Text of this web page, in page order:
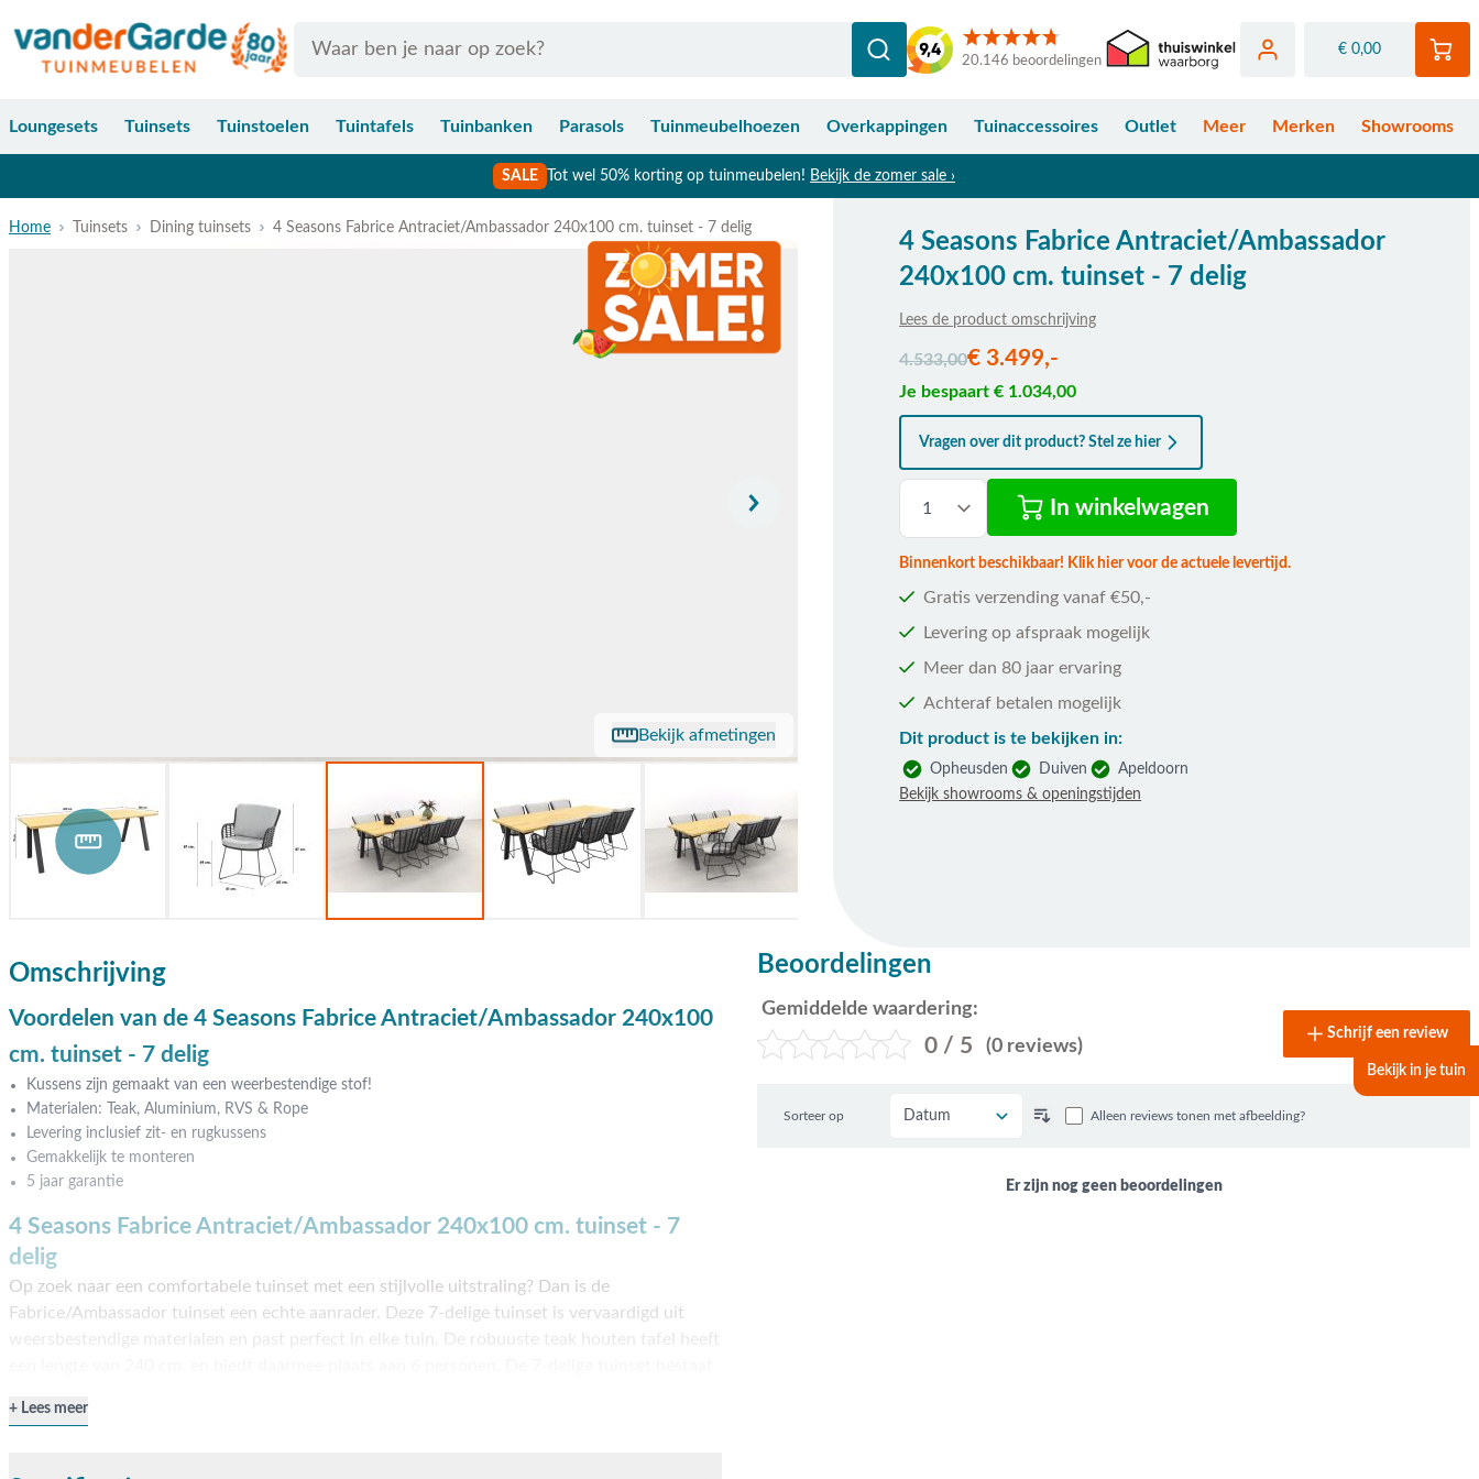
20.146 beoordelingen
€ 0,00
Loungesets Tuinsets Tuinstoelen Tuintafels Tuinbanken Parasols Tuinmeubelhoezen Overkappingen Tuinaccessoires Outlet Meer Merken Showrooms
SALE Tot wel 50% korting op tuinmeubelen! Bekijk de zomer sale ›
Bekijk in je tuin
Home Tuinsets Dining tuinsets 4 Seasons Fabrice Antraciet/Ambassador 240x100 cm. tuinset - 7 delig
Bekijk afmetingen
4 Seasons Fabrice Antraciet/Ambassador
240x100 cm. tuinset - 7 delig
Lees de product omschrijving
4.533,00€ 3.499,-
Je bespaart € 1.034,00
Vragen over dit product? Stel ze hier
In winkelwagen
Binnenkort beschikbaar! Klik hier voor de actuele levertijd.
Gratis verzending vanaf €50,-
Levering op afspraak mogelijk
Meer dan 80 jaar ervaring
Achteraf betalen mogelijk
Dit product is te bekijken in:
Opheusden Duiven
Apeldoorn
Bekijk showrooms & openingstijden
Omschrijving
Voordelen van de 4 Seasons Fabrice Antraciet/Ambassador 240x100
cm. tuinset - 7 delig
Kussens zijn gemaakt van een weerbestendige stof!
Materialen: Teak, Aluminium, RVS & Rope
Levering inclusief zit- en rugkussens
Gemakkelijk te monteren
5 jaar garantie
4 Seasons Fabrice Antraciet/Ambassador 240x100 cm. tuinset - 7
delig
Op zoek naar een comfortabele tuinset met een stijlvolle uitstraling? Dan is de
Fabrice/Ambassador tuinset een echte aanrader. Deze 7-delige tuinset is vervaardigd uit
weersbestendige materialen en past perfect in elke tuin. De robuuste teak houten tafel heeft
eenvoudig online te bestellen en wordt gratis thuis bezorgd. Liever eerst even proefzitten?
Lees meer
Beoordelingen
Gemiddelde waardering:
0 / 5 (0 reviews)
Schrijf een review
Alleen reviews tonen met afbeelding?
Sorteer op
Er zijn nog geen beoordelingen